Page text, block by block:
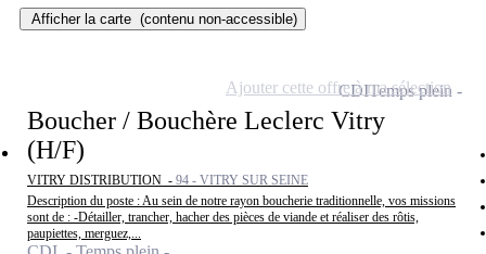
Afficher la carte (contenu non-accessible)
Boucher / Bouchère Leclerc Vitry
(H/F)
VITRY DISTRIBUTION - 94 - VITRY SUR SEINE
Description du poste : Au sein de notre rayon boucherie traditionnelle, vos missions
sont de : -Détailler, trancher, hacher des pièces de viande et réaliser des rôtis,
paupiettes, merguez,...
CDITemps plein
Ajouter cette offre à ma sélection